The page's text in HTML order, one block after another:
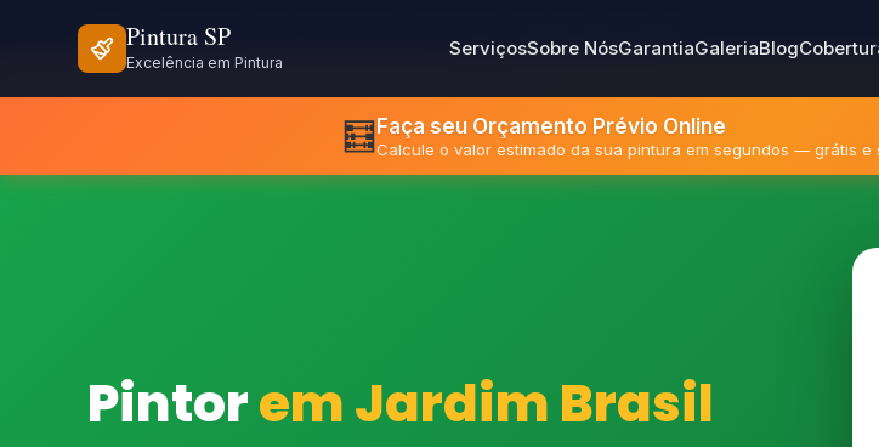
⏰ Seg - Sex: 8h às 18h | Sáb: 8h às 12h
Pintura SP
Excelência em Pintura
ServiçosSobre NósGarantiaGaleriaBlog
🧮 Faça seu Orçamento Prévio Online
Calcule o valor estimado da sua pintura em segundos — grátis e
Pintorem Jardim Brasil